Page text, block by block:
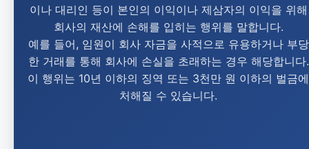
이나 대리인 등이 본인의 이익이나 제삼자의 이익을 위해
회사의 재산에 손해를 입히는 행위를 말합니다.
예를 들어, 임원이 회사 자금을 사적으로 유용하거나 부당
한 거래를 통해 회사에 손실을 초래하는 경우 해당합니다.
이 행위는 10년 이하의 징역 또는 3천만 원 이하의 벌금에
처해질 수 있습니다.